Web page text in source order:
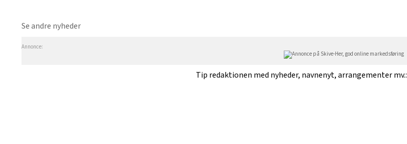
Se andre nyheder
Annonce:
Tip redaktionen med nyheder, navnenyt, arrangementer mv.: